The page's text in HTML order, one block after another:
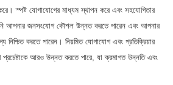
করে। স্পষ্ট যোগাযোগের মাধ্যম স্থাপন করে এবং সহযোগিতার
আপনার জনসংযোগ কৌশল উন্নত করতে পারেন এবং আপনার
নিশ্চিত করতে পারেন। নিয়মিত যোগাযোগ এবং প্রতিক্রিয়ার
আরও উন্নত করতে পারে, যা ক্রমাগত উন্নতি এবং